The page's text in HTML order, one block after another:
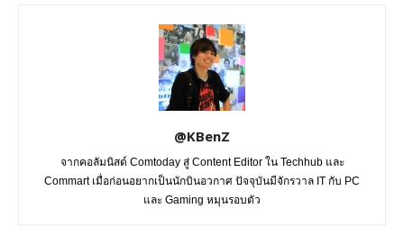
@KBenZ
จากคอลัมนิสต์ Comtoday สู่ Content Editor ใน Techhub และ
Commart เมื่อก่อนอยากเป็นนักบินอวกาศ ปัจจุบันมีจักรวาล IT กับ PC
และ Gaming หมุนรอบตัว